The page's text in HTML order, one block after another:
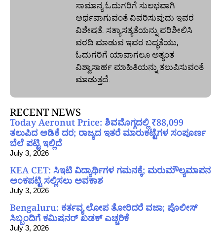
ಸಾಮಾನ್ಯ ಓದುಗರಿಗೆ ಸುಲಭವಾಗಿ
ಅರ್ಥವಾಗುವಂತೆ ವಿವರಿಸುವುದು ಇವರ
ವಿಶೇಷತೆ. ಸತ್ಯಾಸತ್ಯತೆಯನ್ನು ಪರಿಶೀಲಿಸಿ
ವರದಿ ಮಾಡುವ ಇವರ ಬದ್ಧತೆಯು,
ಓದುಗರಿಗೆ ಯಾವಾಗಲೂ ಅತ್ಯಂತ
ವಿಶ್ವಾಸಾರ್ಹ ಮಾಹಿತಿಯನ್ನು ತಲುಪಿಸುವಂತೆ
ಮಾಡುತ್ತದೆ.
RECENT NEWS
Today Aeronut Price: ಶಿವಮೊಗ್ಗದಲ್ಲಿ ₹88,099
ತಲುಪಿದ ಅಡಿಕೆ ದರ; ರಾಜ್ಯದ ಇತರೆ ಮಾರುಕಟ್ಟೆಗಳ ಸಂಪೂರ್ಣ
ಬೆಲೆ ಪಟ್ಟಿ ಇಲ್ಲಿದೆ
July 3, 2026
KEA CET: ಸಿಇಟಿ ವಿದ್ಯಾರ್ಥಿಗಳ ಗಮನಕ್ಕೆ; ಮರುಮೌಲ್ಯಮಾಪನ
ಅಂಕಪಟ್ಟಿ ಸಲ್ಲಿಸಲು ಅವಕಾಶ
July 3, 2026
Bengaluru: ಕರ್ತವ್ಯ ಲೋಪ ತೋರಿದರೆ ವಜಾ; ಪೊಲೀಸ್
ಸಿಬ್ಬಂದಿಗೆ ಕಮಿಷನರ್ ಖಡಕ್ ಎಚ್ಚರಿಕೆ
July 3, 2026